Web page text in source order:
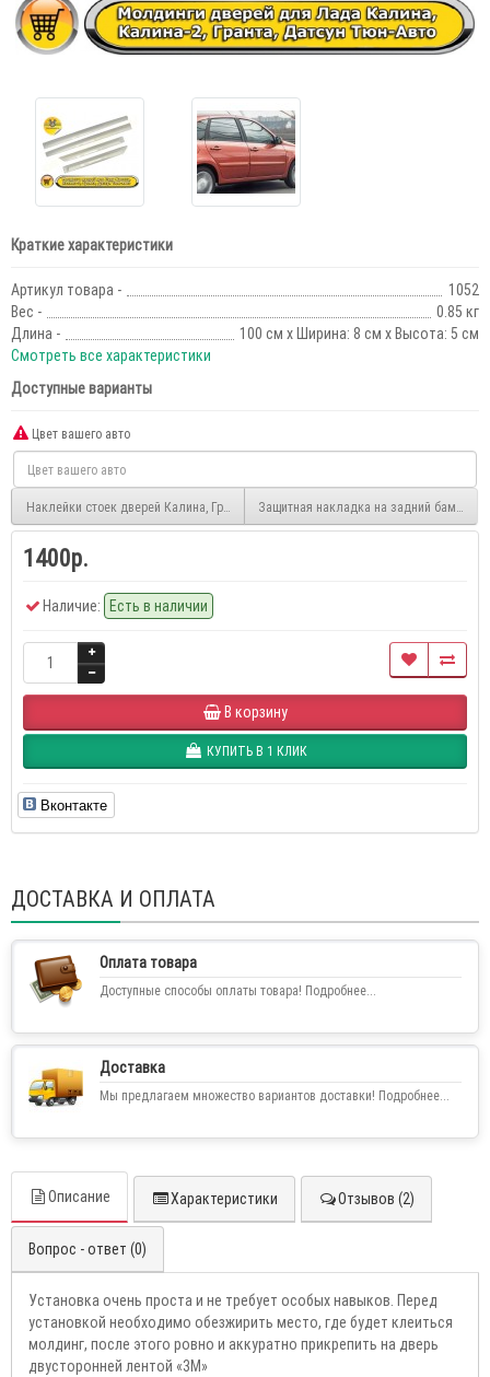
Краткие характеристики
Артикул товара -
1052
Вес -
0.85 кг
Длина -
100 см x Ширина: 8 см x Высота: 5 см
Смотреть все характеристики
Доступные варианты
Цвет вашего авто
Наклейки стоек дверей Калина, Гранта, Гранта FL, ДатсунЗащитная накладка на задний бампер
1400р.
Наличие: Есть в наличии
В корзину
КУПИТЬ В 1 КЛИК
Вконтакте
ДОСТАВКА И ОПЛАТА
Оплата товара
Доступные способы оплаты товара! Подробнее...
Доставка
Мы предлагаем множество вариантов доставки! Подробнее...
Описание Характеристики Отзывов (2)
Вопрос - ответ (0)
Установка очень проста и не требует особых навыков. Перед
установкой необходимо обезжирить место, где будет клеиться
молдинг, после этого ровно и аккуратно прикрепить на дверь
двусторонней лентой «3М»